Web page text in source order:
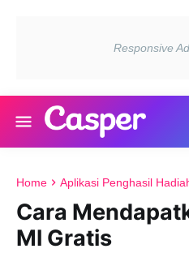
Home Aplikasi Penghasil
Cara
Ml Gratis